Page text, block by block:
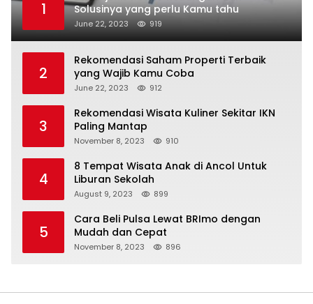
1
Solusinya yang perlu Kamu tahu
June 22, 2023 919
2
Rekomendasi Saham Properti Terbaik
yang Wajib Kamu Coba
June 22, 2023 912
3
Rekomendasi Wisata Kuliner Sekitar IKN
Paling Mantap
November 8, 2023 910
4
8 Tempat Wisata Anak di Ancol Untuk
Liburan Sekolah
August 9, 2023 899
5
Cara Beli Pulsa Lewat BRImo dengan
Mudah dan Cepat
November 8, 2023 896